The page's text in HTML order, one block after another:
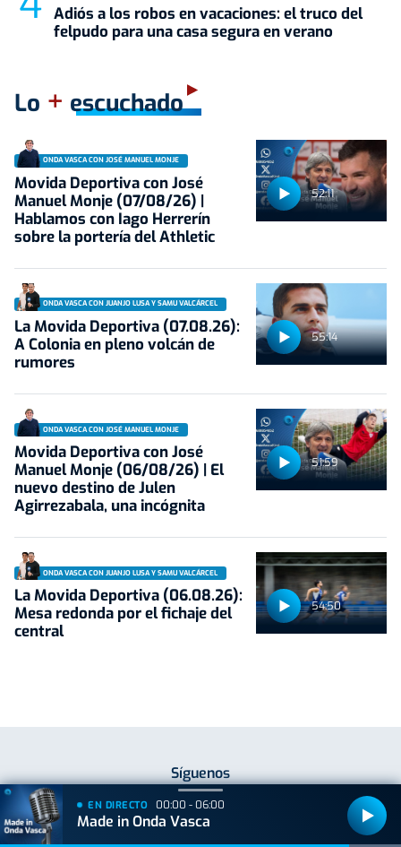
Adiós a los robos en vacaciones: el truco del
felpudo para una casa segura en verano
Lo + escuchado
52:11
ONDA VASCA CON JOSÉ MANUEL MONJE
Movida Deportiva con José
Manuel Monje (07/08/26) |
Hablamos con Iago Herrerín
sobre la portería del Athletic
55:14
ONDA VASCA CON JUANJO LUSA Y SAMU VALCÁRCEL
La Movida Deportiva (07.08.26):
A Colonia en pleno volcán de
rumores
51:59
ONDA VASCA CON JOSÉ MANUEL MONJE
Movida Deportiva con José
Manuel Monje (06/08/26) | El
nuevo destino de Julen
Agirrezabala, una incógnita
54:50
ONDA VASCA CON JUANJO LUSA Y SAMU VALCÁRCEL
La Movida Deportiva (06.08.26):
Mesa redonda por el fichaje del
central
Síguenos
EN DIRECTO 00:00 - 06:00
Made in Onda Vasca